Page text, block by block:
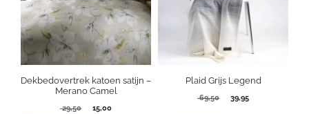
Dekbedovertrek katoen satijn –
Merano Camel
29,50
Oorspronkelijke
15,00Huidige
Plaid Grijs Legend
69,50
Oorspronkelijke
39,95Huidige